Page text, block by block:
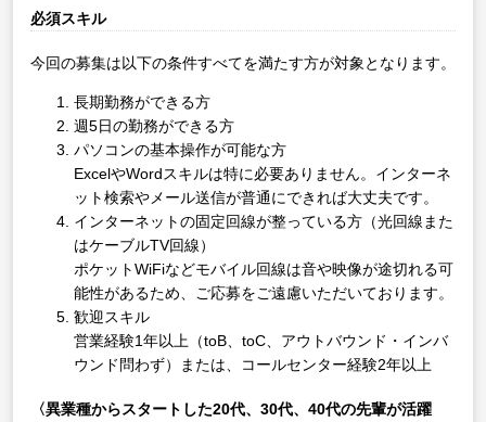
必須スキル
今回の募集は以下の条件すべてを満たす方が対象となります。
長期勤務ができる方
週5日の勤務ができる方
パソコンの基本操作が可能な方
ExcelやWordスキルは特に必要ありません。インターネ
ット検索やメール送信が普通にできれば大丈夫です。
インターネットの固定回線が整っている方（光回線また
はケーブルTV回線）
ポケットWiFiなどモバイル回線は音や映像が途切れる可
能性があるため、ご応募をご遠慮いただいております。
歓迎スキル
営業経験1年以上（toB、toC、アウトバウンド・インバ
ウンド問わず）または、コールセンター経験2年以上
〈異業種からスタートした20代、30代、40代の先輩が活躍